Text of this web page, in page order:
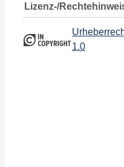
Lizenz-/
1.0